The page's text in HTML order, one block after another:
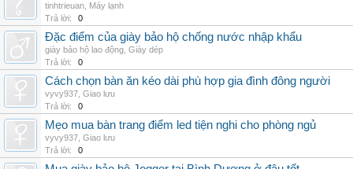
tinhtrieuan Máy lạnh
Trả lời:
0
Đặc điểm của giày bảo hộ chống nước nhập khẩu
giày bảo hộ lao động Giày dép
Trả lời:
0
Cách chọn bàn ăn kéo dài phù hợp gia đình đông người
vyvy937 Giao lưu
Trả lời:
0
Mẹo mua bàn trang điểm led tiện nghi cho phòng ngủ
vyvy937 Giao lưu
Trả lời:
0